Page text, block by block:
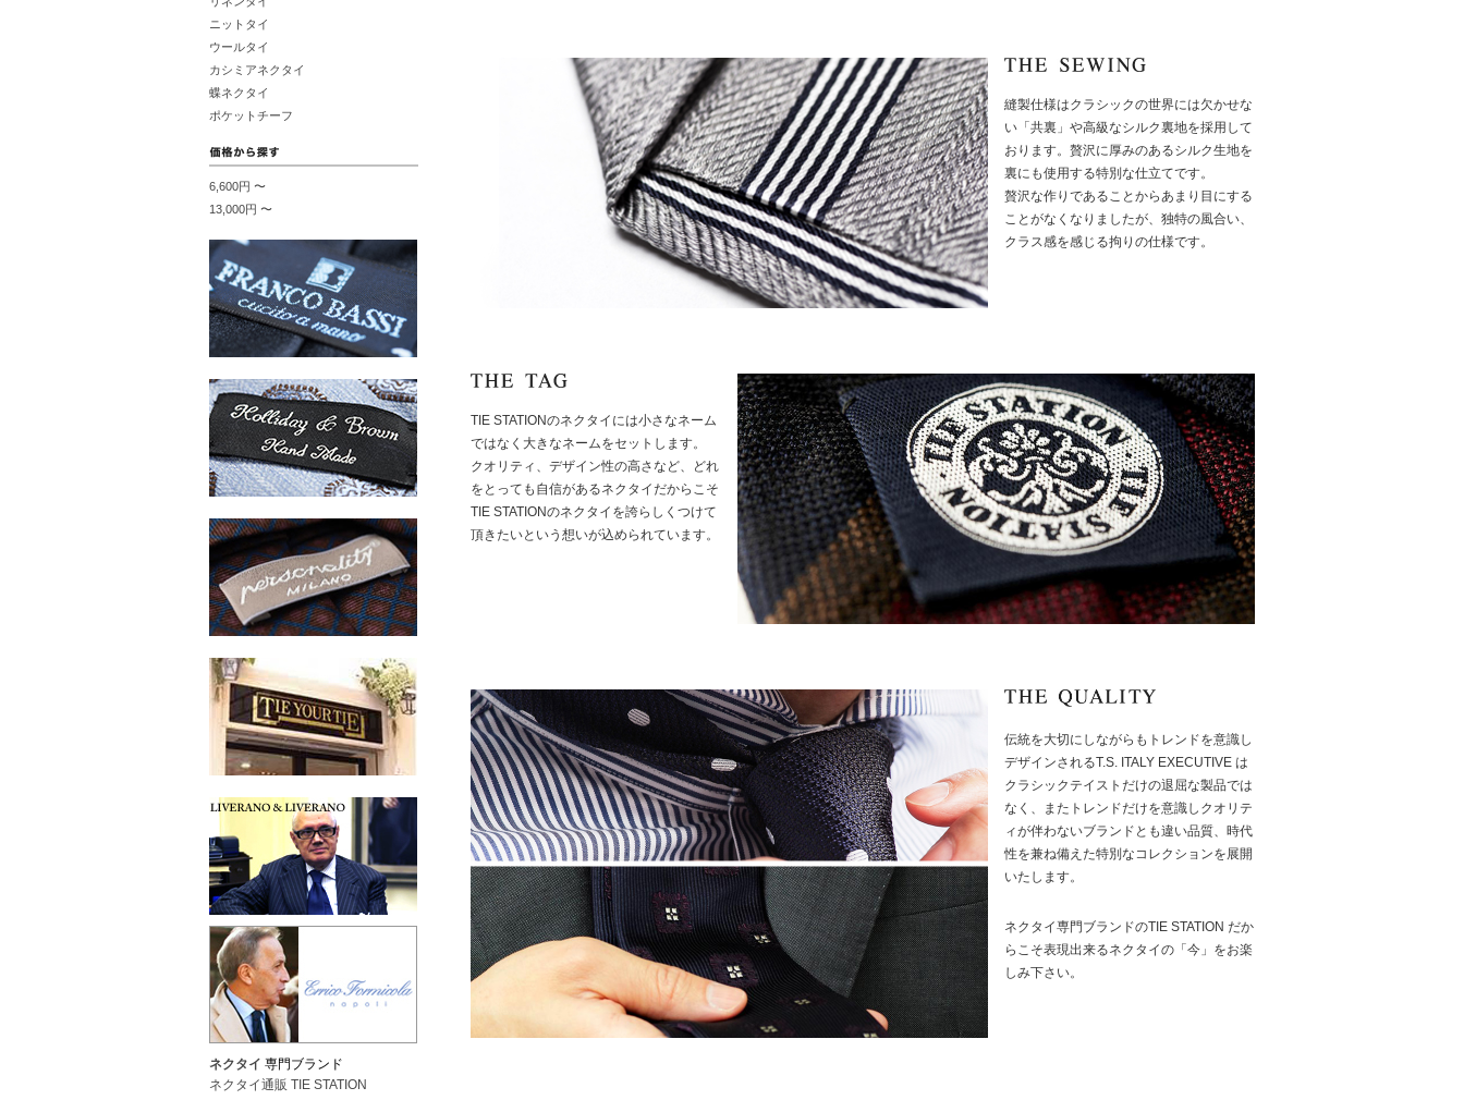
ニットタイ
ウールタイ
カシミアネクタイ
蝶ネクタイ
ポケットチーフ
6,600円 〜
13,000円 〜
ネクタイ 専門ブランド
ネクタイ通販 TIE STATION
縫製仕様はクラシックの世界には欠かせな
い「共裏」や高級なシルク裏地を採用して
おります。贅沢に厚みのあるシルク生地を
裏にも使用する特別な仕立てです。
贅沢な作りであることからあまり目にする
ことがなくなりましたが、独特の風合い、
クラス感を感じる拘りの仕様です。
TIE STATIONのネクタイには小さなネーム
ではなく大きなネームをセットします。
クオリティ、デザイン性の高さなど、どれ
をとっても自信があるネクタイだからこそ
TIE STATIONのネクタイを誇らしくつけて
頂きたいという想いが込められています。
伝統を大切にしながらもトレンドを意識し
デザインされるT.S. ITALY EXECUTIVE は
クラシックテイストだけの退屈な製品では
なく、またトレンドだけを意識しクオリテ
ィが伴わないブランドとも違い品質、時代
性を兼ね備えた特別なコレクションを展開
いたします。
ネクタイ専門ブランドのTIE STATION だか
らこそ表現出来るネクタイの「今」をお楽
しみ下さい。